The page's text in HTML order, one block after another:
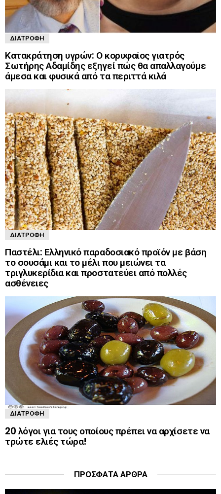
ΔΙΑΤΡΟΦΉ
Κατακράτηση υγρών: Ο κορυφαίος γιατρός
Σωτήρης Αδαμίδης εξηγεί πώς θα απαλλαγούμε
άμεσα και φυσικά από τα περιττά κιλά
ΔΙΑΤΡΟΦΉ
Παστέλι: Ελληνικό παραδοσιακό προϊόν με βάση
το σουσάμι και το μέλι που μειώνει τα
τριγλυκερίδια και προστατεύει από πολλές
ασθένειες
ΔΙΑΤΡΟΦΉ
20 λόγοι για τους οποίους πρέπει να αρχίσετε να
τρώτε ελιές τώρα!
ΠΡΌΣΦΑΤΑ ΆΡΘΡΑ